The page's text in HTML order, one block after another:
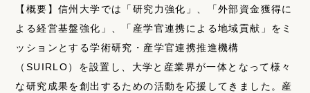
【概要】信州大学では「研究力強化」、「外部資金獲得に
よる経営基盤強化」、「産学官連携による地域貢献」をミ
ッションとする学術研究・産学官連携推進機構
（SUIRLO）を設置し、大学と産業界が一体となって様々
な研究成果を創出するための活動を応援してきました。産